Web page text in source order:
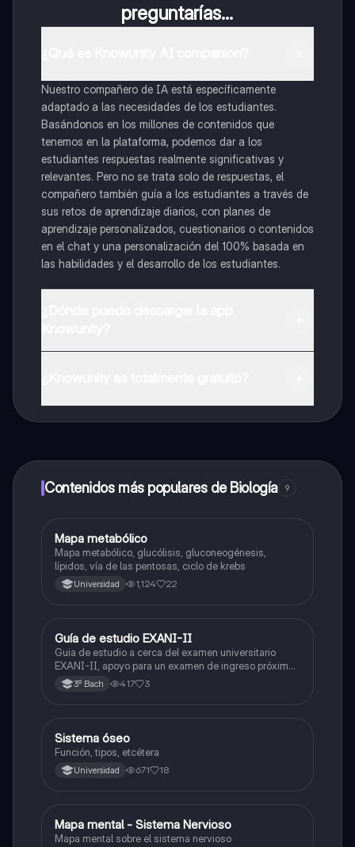
preguntarías...
Nuestro compañero de IA está específicamente
adaptado a las necesidades de los estudiantes.
Basándonos en los millones de contenidos que
tenemos en la plataforma, podemos dar a los
estudiantes respuestas realmente significativas y
relevantes. Pero no se trata solo de respuestas, el
compañero también guía a los estudiantes a través de
sus retos de aprendizaje diarios, con planes de
aprendizaje personalizados, cuestionarios o contenidos
en el chat y una personalización del 100% basada en
las habilidades y el desarrollo de los estudiantes.
a determinadas funciones.
Contenidos más populares de Biología 9
Biología
Mapa metabólico
Mapa metabólico, glucólisis, gluconeogénesis,
lípidos, vía de las pentosas, ciclo de krebs
Universidad 1,124 22
Historia
Guía de estudio EXANI-II
Guia de estudio a cerca del examen universitario
EXANI-II, apoyo para un examen de ingreso próximo
2026.3º Bach 417 3
Biología
Sistema óseo
Función, tipos, etcétera
Universidad 671 18
Biología
Mapa mental - Sistema Nervioso
Mapa mental sobre el sistema nervioso